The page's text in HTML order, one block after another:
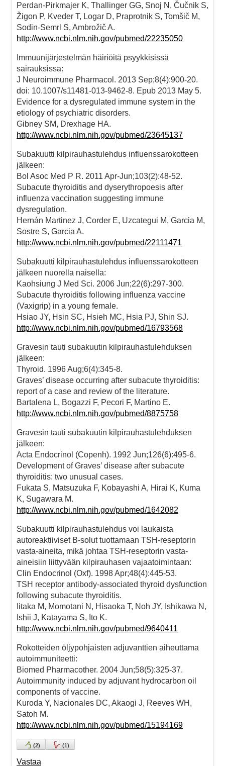
Perdan-Pirkmajer K, Thallinger GG, Snoj N, Čučnik S,
Žigon P, Kveder T, Logar D, Praprotnik S, Tomšič M,
Sodin-Semrl S, Ambrožič A.
http://www.ncbi.nlm.nih.gov/pubmed/22235050
Immuunijärjestelmän häiriöitä psyykkisissä
sairauksissa:
J Neuroimmune Pharmacol. 2013 Sep;8(4):900-20.
doi: 10.1007/s11481-013-9462-8. Epub 2013 May 5.
Evidence for a dysregulated immune system in the
etiology of psychiatric disorders.
Gibney SM, Drexhage HA.
http://www.ncbi.nlm.nih.gov/pubmed/23645137
Subakuutti kilpirauhastulehdus influenssarokotteen
jälkeen:
Bol Asoc Med P R. 2011 Apr-Jun;103(2):48-52.
Subacute thyroiditis and dyserythropoesis after
influenza vaccination suggesting immune
dysregulation.
Hernán Martinez J, Corder E, Uzcategui M, Garcia M,
Sostre S, Garcia A.
http://www.ncbi.nlm.nih.gov/pubmed/22111471
Subakuutti kilpirauhastulehdus influenssarokotteen
jälkeen nuorella naisella:
Kaohsiung J Med Sci. 2006 Jun;22(6):297-300.
Subacute thyroiditis following influenza vaccine
(Vaxigrip) in a young female.
Hsiao JY, Hsin SC, Hsieh MC, Hsia PJ, Shin SJ.
http://www.ncbi.nlm.nih.gov/pubmed/16793568
Gravesin tauti subakuutin kilpirauhastulehduksen
jälkeen:
Thyroid. 1996 Aug;6(4):345-8.
Graves’ disease occurring after subacute thyroiditis:
report of a case and review of the literature.
Bartalena L, Bogazzi F, Pecori F, Martino E.
http://www.ncbi.nlm.nih.gov/pubmed/8875758
Gravesin tauti subakuutin kilpirauhastulehduksen
jälkeen:
Acta Endocrinol (Copenh). 1992 Jun;126(6):495-6.
Development of Graves’ disease after subacute
thyroiditis: two unusual cases.
Fukata S, Matsuzuka F, Kobayashi A, Hirai K, Kuma
K, Sugawara M.
http://www.ncbi.nlm.nih.gov/pubmed/1642082
Subakuutti kilpirauhastulehdus voi laukaista
autoreaktiiviset B-solut tuottamaan TSH-reseptorin
vasta-aineita, mikä johtaa TSH-reseptorin vasta-
aineisiin liittyvään kilpirauhasen vajaatoimintaan:
Clin Endocrinol (Oxf). 1998 Apr;48(4):445-53.
TSH receptor antibody-associated thyroid dysfunction
following subacute thyroiditis.
Iitaka M, Momotani N, Hisaoka T, Noh JY, Ishikawa N,
Ishii J, Katayama S, Ito K.
http://www.ncbi.nlm.nih.gov/pubmed/9640411
Rokotteiden öljypohjaisten adjuvanttien aiheuttama
autoimmuniteetti:
Biomed Pharmacother. 2004 Jun;58(5):325-37.
Autoimmunity induced by adjuvant hydrocarbon oil
components of vaccine.
Kuroda Y, Nacionales DC, Akaogi J, Reeves WH,
Satoh M.
http://www.ncbi.nlm.nih.gov/pubmed/15194169
(2) (1)
Vastaa